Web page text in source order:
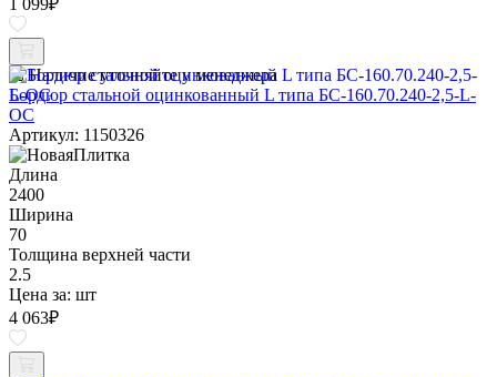
Наличие уточняйте у менеджера
Бордюр стальной оцинкованный L типа БС-160.70.240-2,5-L-
ОС
Артикул: 1150326
Длина
2400
Ширина
70
Толщина верхней части
2.5
Цена за: шт
4 063₽